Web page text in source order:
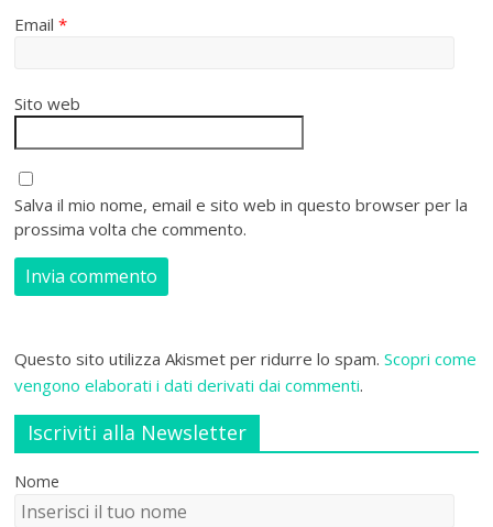
Email*
Sito web
Salva il mio nome, email e sito web in questo browser per la
prossima volta che commento.
Questo sito utilizza Akismet per ridurre lo spam.Scopri come
vengono elaborati i dati derivati dai commenti.
Iscriviti alla Newsletter
Nome